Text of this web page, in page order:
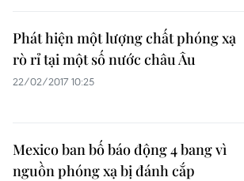
Phát hiện một lượng chất phóng xạ
rò rỉ tại một số nước châu Âu
22/02/2017 10:25
Mexico ban bố báo động 4 bang vì
nguồn phóng xạ bị đánh cắp